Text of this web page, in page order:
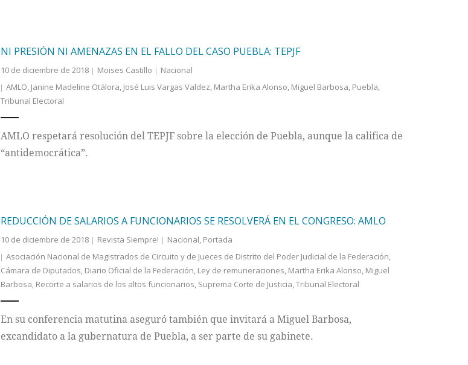
NI PRESIÓN NI AMENAZAS EN EL FALLO DEL CASO PUEBLA: TEPJF
10 de diciembre de 2018 Moises Castillo
Nacional
AMLO, Janine Madeline Otálora, José Luis Vargas Valdez, Martha Erika Alonso, Miguel Barbosa, Puebla,
Tribunal Electoral
AMLO respetará resolución del TEPJF sobre la elección de Puebla, aunque la califica de
“antidemocrática”.
REDUCCIÓN DE SALARIOS A FUNCIONARIOS SE RESOLVERÁ EN EL CONGRESO: AMLO
10 de diciembre de 2018 Revista Siempre! Nacional, Portada
Asociación Nacional de Magistrados de Circuito y de Jueces de Distrito del Poder Judicial de la Federación,
Cámara de Diputados, Diario Oficial de la Federación, Ley de remuneraciones, Martha Erika Alonso, Miguel
Barbosa, Recorte a salarios de los altos funcionarios, Suprema Corte de Justicia,Tribunal Electoral
En su conferencia matutina aseguró también que invitará a Miguel Barbosa,
excandidato a la gubernatura de Puebla, a ser parte de su gabinete.